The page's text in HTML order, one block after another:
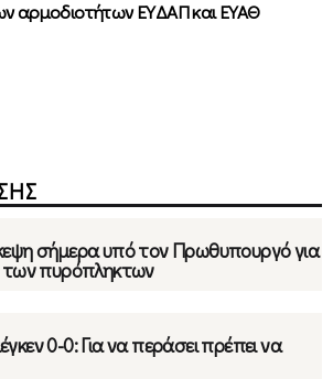
αρμοδιοτήτων ΕΥΔΑΠ και ΕΥΑΘ
σήμερα υπό τον Πρωθυπουργό για
των πυρόπληκτων
0-0: Για να περάσει πρέπει να